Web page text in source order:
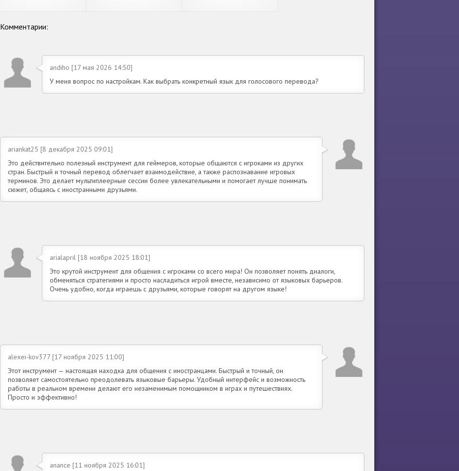
Комментарии:
andiho [17 мая 2026 14:50]
У меня вопрос по настройкам. Как выбрать конкретный язык для голосового перевода?
ariankat25 [8 декабря 2025 09:01]
Это действительно полезный инструмент для геймеров, которые общаются с игроками из других
стран. Быстрый и точный перевод облегчает взаимодействие, а также распознавание игровых
терминов. Это делает мультиплеерные сессии более увлекательными и помогает лучше понимать
сюжет, общаясь с иностранными друзьями.
arialapril [18 ноября 2025 18:01]
Это крутой инструмент для общения с игроками со всего мира! Он позволяет понять диалоги,
обменяться стратегиями и просто насладиться игрой вместе, независимо от языковых барьеров.
Очень удобно, когда играешь с друзьями, которые говорят на другом языке!
alexei-kov377 [17 ноября 2025 11:00]
Этот инструмент — настоящая находка для общения с иностранцами. Быстрый и точный, он
позволяет самостоятельно преодолевать языковые барьеры. Удобный интерфейс и возможность
работы в реальном времени делают его незаменимым помощником в играх и путешествиях.
Просто и эффективно!
anance [11 ноября 2025 16:01]